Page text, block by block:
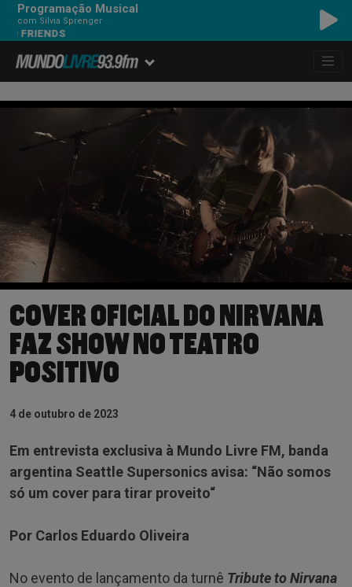
Programação Musical
com Silvia Sprenger
COVER OFICIAL DO NIRVANA
FAZ SHOW NO TEATRO
POSITIVO
4 de outubro de 2023
Em entrevista exclusiva à Mundo Livre FM, banda
argentina Seattle Supersonics avisa: “Não somos
só um cover para tirar proveito“
Por Carlos Eduardo Oliveira
No evento de lançamento da turnê Tribute to Nirvana